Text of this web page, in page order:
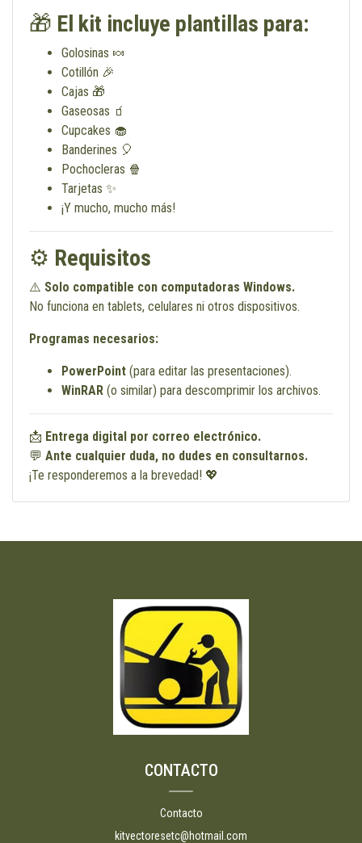
🎁 El kit incluye plantillas para:
Golosinas 🍬
Cotillón 🎉
Cajas 🎁
Gaseosas 🧃
Cupcakes 🧁
Banderines 🎈
Pochocleras 🍿
Tarjetas ✨
¡Y mucho, mucho más!
⚙️ Requisitos
⚠️ Solo compatible con computadoras Windows.
No funciona en tablets, celulares ni otros dispositivos.
Programas necesarios:
PowerPoint (para editar las presentaciones).
WinRAR (o similar) para descomprimir los archivos.
📩 Entrega digital por correo electrónico.
💬 Ante cualquier duda, no dudes en consultarnos.
¡Te responderemos a la brevedad! 💖
CONTACTO
Contacto
kitvectoresetc@hotmail.com